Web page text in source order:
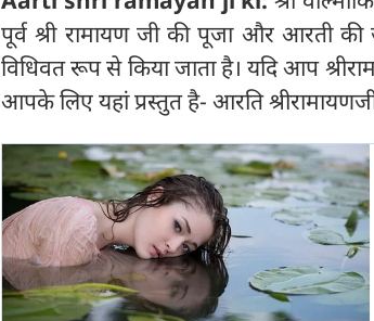
पूर्व श्री रामायण जी की पूजा और आरती
विधिवत रूप से किया जाता है। यदि आप
आपके लिए यहां प्रस्तुत है- आरति